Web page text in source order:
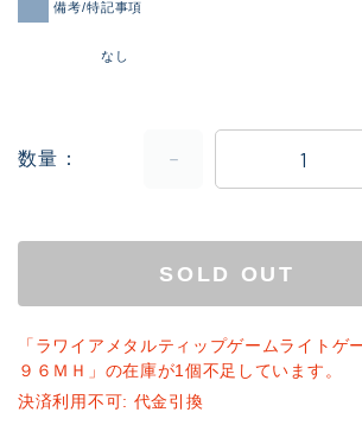
備考/特記事項
なし
数量
SOLD OUT
「ラワイアメタルティップゲームライトゲ
９６ＭＨ」の在庫が1個不足しています。
決済利用不可: 代金引換